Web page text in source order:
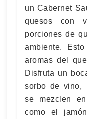
un Cabernet
quesos con
porciones de
ambiente.
aromas del
Disfruta un
sorbo de vino,
se mezclen
como el